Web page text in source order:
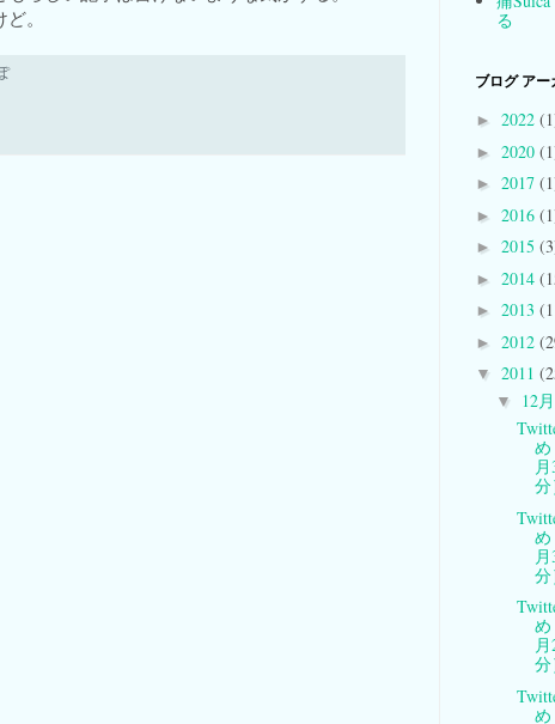
。
る
ブログ アー
► 2022
► 2020
► 2017
► 2016
► 2015
► 2014
► 2013
► 2012
▼ 2011
▼ 12月
め
分
め
分
め
分
め